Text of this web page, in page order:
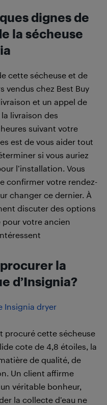
dignes de
la sécheuse
cette sécheuse et de
vendus chez Best Buy
et un appel de
livraison des
suivant votre
est de vous aider tout
si vous auriez
l’installation. Vous
confirmer votre rendez-
changer ce dernier. À
discuter des options
pour votre ancien
la
d’Insignia?
procuré cette sécheuse
cote de 4,8 étoiles, la
de qualité, de
Un client affirme
véritable bonheur,
la collecte d’eau ne